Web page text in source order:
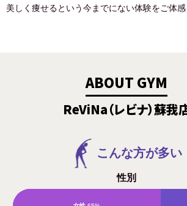
美しく痩せるという今までにない体験をご体感
ABOUT GYM
ReViNa（レビナ）蘇我
こんな方が多い
性別